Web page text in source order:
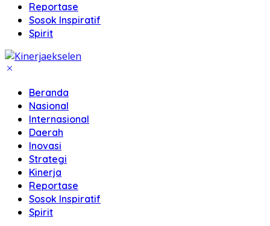
Reportase
Sosok Inspiratif
Spirit
Beranda
Nasional
Internasional
Daerah
Inovasi
Strategi
Kinerja
Reportase
Sosok Inspiratif
Spirit